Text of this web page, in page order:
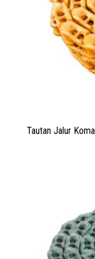
Tautan Jalur